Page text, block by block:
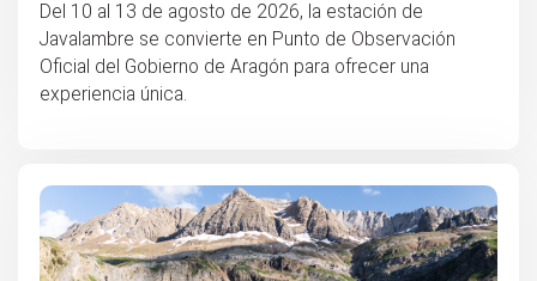
Del 10 al 13 de agosto de 2026, la estación de
Javalambre se convierte en Punto de Observación
Oficial del Gobierno de Aragón para ofrecer una
experiencia única.